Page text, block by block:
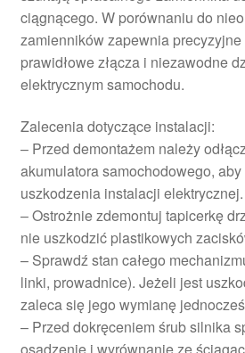
ciągnącego. W porównaniu do
zamienników zapewnia
prawidłowe złącza i niezawodne
elektrycznym samochodu.
Zalecenia dotyczące instalacji:
– Przed demontażem należy
akumulatora samochodowego,
uszkodzenia instalacji elektrycznej.
– Ostrożnie zdemontuj tapicerkę
nie uszkodzić plastikowych
– Sprawdź stan całego
linki, prowadnice). Jeżeli jest
zaleca się jego wymianę
– Przed dokręceniem śrub silnika